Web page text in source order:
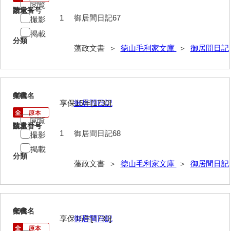
測量方書上
御勘渡奉書
御倹約書付
請求番号
御居間日記67
分類
藩政文書 ＞ 徳山毛利家文庫 ＞ 御居間日記
数量
1
閲覧
撮影
掲載
68
文書名
御居間日記
請求番号
御居間日記68
分類
藩政文書 ＞ 徳山毛利家文庫 ＞ 御居間日記
年代
享保15年[1730]
数量
1
閲覧
撮影
掲載
69
文書名
御居間日記
年代
享保15年[1730]